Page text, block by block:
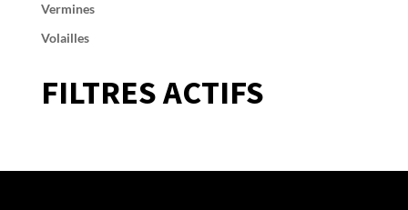
Vermines
Volailles
FILTRES ACTIFS